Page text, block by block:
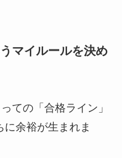
マイルールを決め
ての「合格ライン」
余裕が生まれま